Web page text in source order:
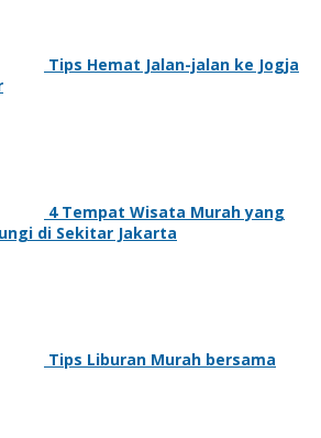
Tips Hemat Jalan-jalan ke Jogja
4 Tempat Wisata Murah yang
di Sekitar Jakarta
Tips Liburan Murah bersama